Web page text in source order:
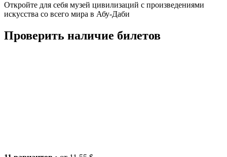
Откройте для себя музей цивилизаций с произведениями
искусства со всего мира в Абу-Даби
Проверить наличие билетов